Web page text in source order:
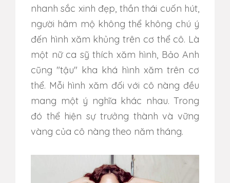
nhanh sắc xinh đẹp, thần thái cuốn hút,
người hâm mộ không thể không chú ý
đến hình xăm khủng trên cơ thể cô. Là
một nữ ca sỹ thích xăm hình, Bảo Anh
cũng "tậu" kha khá hình xăm trên cơ
thể. Mỗi hình xăm đối với cô nàng đều
mang một ý nghĩa khác nhau. Trong
đó thể hiện sự trưởng thành và vững
vàng của cô nàng theo năm tháng.